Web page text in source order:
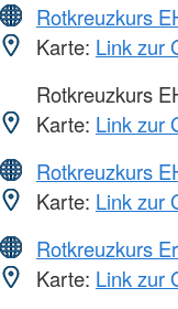
Rotkreuzkurs
Karte: Link zur
Rotkreuzkurs
Karte: Link zur
Rotkreuzkurs
Karte: Link zur
Rotkreuzkurs
Karte: Link zur